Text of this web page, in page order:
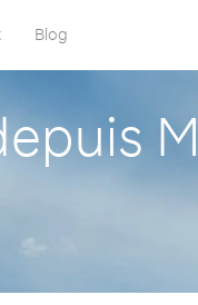
Blog